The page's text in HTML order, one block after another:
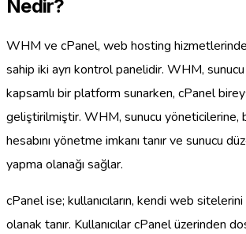
Nedir?
WHM ve cPanel, web hosting
sahip iki ayrı kontrol panelidir. WHM,
kapsamlı bir platform sunarken, cPanel
geliştirilmiştir. WHM, sunucu yöneticilerine,
hesabını yönetme imkanı tanır ve sunucu
yapma olanağı sağlar.
cPanel ise; kullanıcıların, kendi web
olanak tanır. Kullanıcılar cPanel üzerinden